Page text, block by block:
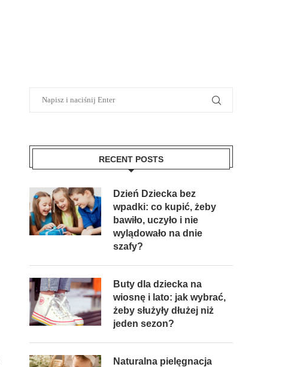
RECENT POSTS
Dzień Dziecka bez
wpadki: co kupić, żeby
bawiło, uczyło i nie
wylądowało na dnie
szafy?
Buty dla dziecka na
wiosnę i lato: jak wybrać,
żeby służyły dłużej niż
jeden sezon?
Naturalna pielęgnacja